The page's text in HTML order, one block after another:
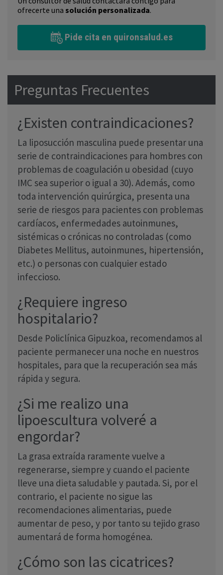
ofrecerte una solución personalizada.
Pide cita en quironsalud.es
Preguntas Frecuentes
¿Existen contraindicaciones?
La liposucción masculina puede presentar una
serie de contraindicaciones para hombres con
problemas de coagulación u obesidad (cuyo
IMC sea superior o igual a 30). Además, como
toda intervención quirúrgica, presenta una
serie de riesgos para pacientes con problemas
cardíacos, enfermedades autoinmunes,
sistémicas o crónicas no controladas (como
Diabetes Mellitus, autoinmunes, hipertensión,
etc.) o personas con cualquier estado
infeccioso.
¿Requiere ingreso
hospitalario?
Desde Policlínica Gipuzkoa, recomendamos al
paciente permanecer una noche en nuestros
hospitales, para que la recuperación sea más
rápida y segura.
¿Si me realizo una
lipoescultura volveré a
engordar?
La grasa extraída raramente vuelve a
regenerarse, siempre y cuando el paciente
lleve una dieta saludable y pautada. Si, por el
contrario, el paciente no sigue las
recomendaciones alimentarias, puede
aumentar de peso, y por tanto su tejido graso
aumentará de forma homogénea.
¿Cómo son las cicatrices?